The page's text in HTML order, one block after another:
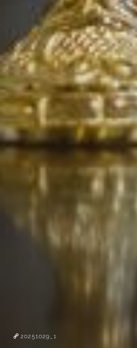
20251029_1